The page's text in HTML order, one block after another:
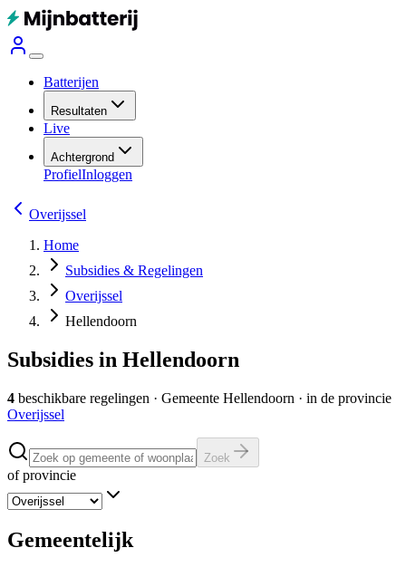
Batterijen
Resultaten
Live
Achtergrond
ProfielInloggen
Overijssel
Home
Subsidies & Regelingen
Overijssel
Hellendoorn
Subsidies in Hellendoorn
4 beschikbare regelingen · Gemeente Hellendoorn · in de provincie
Overijssel
Zoek
of provincie
Gemeentelijk